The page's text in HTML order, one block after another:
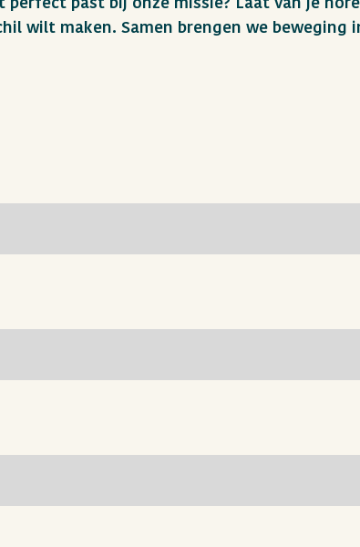
past bij onze missie? Laat van je
wilt maken. Samen brengen we beweging